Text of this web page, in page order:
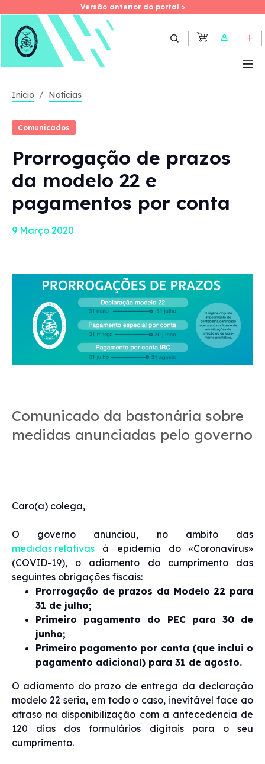
Skip
Versão anterior do portal >
Versão anterior do portal >
User
Início Notícias
Comunicados
Prorrogação de prazos
da modelo 22 e
pagamentos por conta
9 Março 2020
Comunicado da bastonária sobre
medidas anunciadas pelo governo
Caro(a) colega,
O governo anunciou, no âmbito das
medidas relativas à epidemia do «Coronavírus»
(COVID-19), o adiamento do cumprimento das
seguintes obrigações fiscais:
Prorrogação de prazos da Modelo 22 para
31 de julho;
Primeiro pagamento do PEC para 30 de
junho;
Primeiro pagamento por conta (que inclui o
pagamento adicional) para 31 de agosto.
O adiamento do prazo de entrega da declaração
modelo 22 seria, em todo o caso, inevitável face ao
atraso na disponibilização com a antecedência de
120 dias dos formulários digitais para o seu
cumprimento.